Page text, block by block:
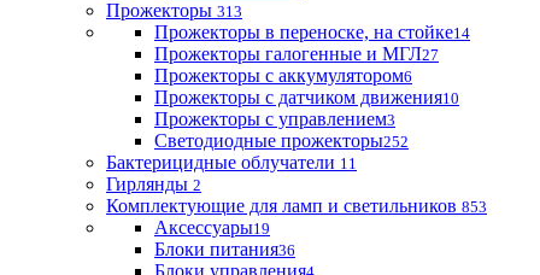
Прожекторы 313
Прожекторы в переноске, на стойке14
Прожекторы галогенные и МГЛ27
Прожекторы с аккумулятором6
Прожекторы с датчиком движения10
Прожекторы с управлением3
Светодиодные прожекторы252
Бактерицидные облучатели 11
Гирлянды 2
Комплектующие для ламп и светильников 853
Аксессуары19
Блоки питания36
Блоки управления